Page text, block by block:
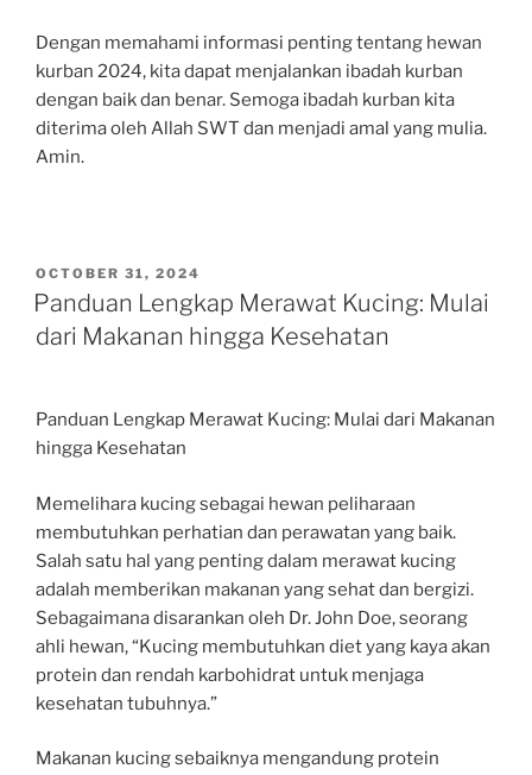
Dengan memahami informasi penting tentang hewan
kurban 2024, kita dapat menjalankan ibadah kurban
dengan baik dan benar. Semoga ibadah kurban kita
diterima oleh Allah SWT dan menjadi amal yang mulia.
Amin.
POSTED
ON
OCTOBER 31, 2024
Panduan Lengkap Merawat Kucing: Mulai
dari Makanan hingga Kesehatan
Panduan Lengkap Merawat Kucing: Mulai dari Makanan
hingga Kesehatan
Memelihara kucing sebagai hewan peliharaan
membutuhkan perhatian dan perawatan yang baik.
Salah satu hal yang penting dalam merawat kucing
adalah memberikan makanan yang sehat dan bergizi.
Sebagaimana disarankan oleh Dr. John Doe, seorang
ahli hewan, “Kucing membutuhkan diet yang kaya akan
protein dan rendah karbohidrat untuk menjaga
kesehatan tubuhnya.”
Makanan kucing sebaiknya mengandung protein